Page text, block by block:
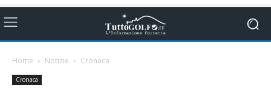
Home Notizie Cronaca
Cronaca